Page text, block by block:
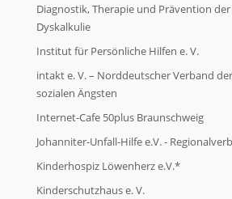
Diagnostik, Therapie und Prävention
Dyskalkulie
Institut für Persönliche Hilfen e. V.
intakt e. V. – Norddeutscher Verband
sozialen Ängsten
Internet-Cafe 50plus Braunschweig
Johanniter-Unfall-Hilfe e.V. -
Kinderhospiz Löwenherz e.V.*
Kinderschutzhaus e. V.